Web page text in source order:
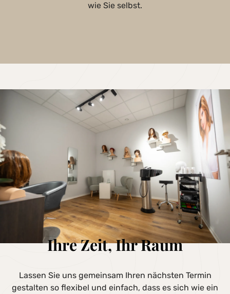
wie Sie selbst.
Ihre Zeit, Ihr Raum
Lassen Sie uns gemeinsam Ihren nächsten Termin
gestalten so flexibel und einfach, dass es sich wie ein